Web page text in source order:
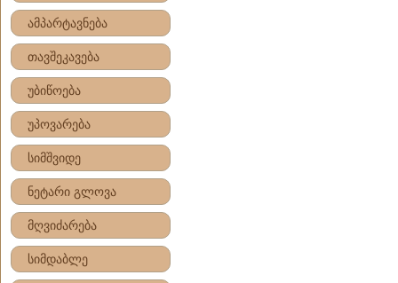
ამპარტავნება
თავშეკავება
უბიწოება
უპოვარება
სიმშვიდე
ნეტარი გლოვა
მღვიძარება
სიმდაბლე